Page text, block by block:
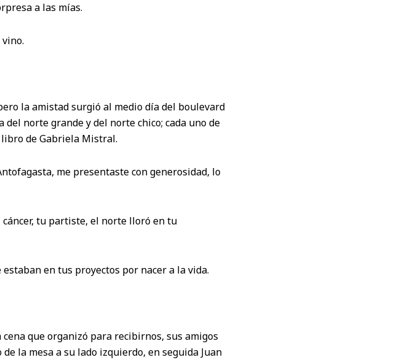
a las mías.
la amistad surgió al medio día del boulevard
norte grande y del norte chico; cada uno de
de Gabriela Mistral.
me presentaste con generosidad, lo
cáncer, tu partiste, el norte lloró en tu
en tus proyectos por nacer a la vida.
que organizó para recibirnos, sus amigos
la mesa a su lado izquierdo, en seguida Juan